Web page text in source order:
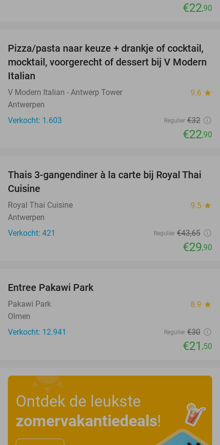
€22,90
28%
Pizza/pasta naar keuze + drankje of cocktail,
mocktail, voorgerecht of dessert bij V Modern
Italian
V Modern Italian - Antwerp Tower 9.6 star
Antwerpen
Verkocht: 1.603
Regulier €32
€22,90
32%
Thais 3-gangendiner à la carte bij Royal Thai
Cuisine
Royal Thai Cuisine 9.5 star
Antwerpen
Verkocht: 421
Regulier €43,65
€29,90
Entree Pakawi Park
Pakawi Park 8.9 star
Olmen
Verkocht: 12.941
Regulier €30
€21 ,50
Ontdek de leukste
zomervakantiedeals!